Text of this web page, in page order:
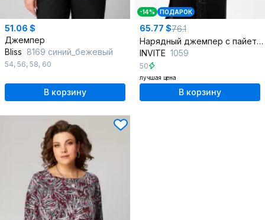
51.06 $
Джемпер
Bliss 8169 синий_бежевый
54, 56, 58, 60
В корзину
-14% ПОДАРОК
65.77 $76.1
Нарядный джемпер с пайетками и разрезами по бокам
INVITE 1059
50
лучшая цена
В корзину